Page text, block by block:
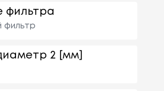
фильтра
фильтр
2 [мм]